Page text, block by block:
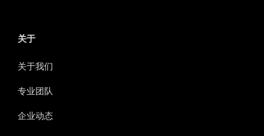
关于
关于我们
专业团队
企业动态